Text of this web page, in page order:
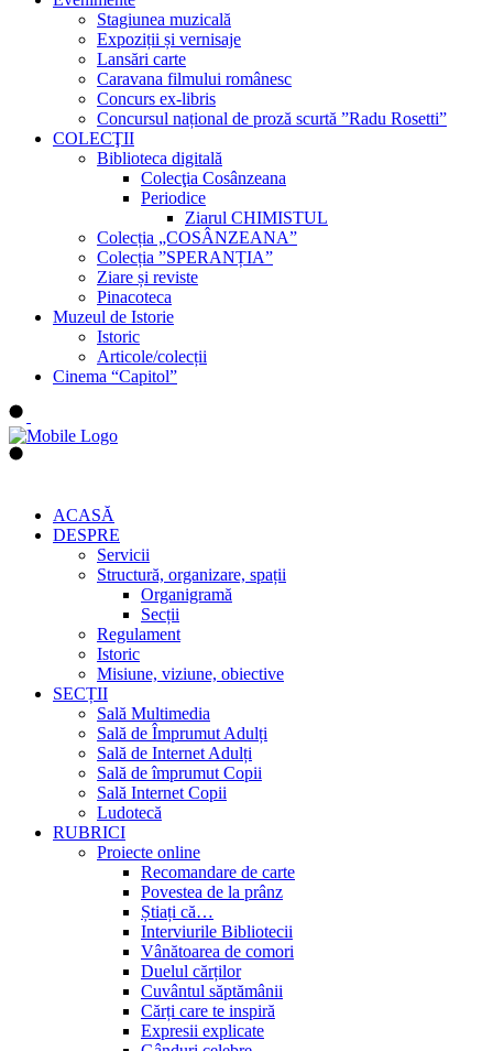
Stagiunea muzicală
Expoziții și vernisaje
Lansări carte
Caravana filmului românesc
Concurs ex-libris
Concursul național de proză scurtă ”Radu Rosetti”
COLECŢII
Biblioteca digitală
Colecţia Cosânzeana
Periodice
Ziarul CHIMISTUL
Colecția „COSÂNZEANA”
Colecția ”SPERANȚIA”
Ziare și reviste
Pinacoteca
Muzeul de Istorie
Istoric
Articole/colecții
Cinema “Capitol”
ACASĂ
DESPRE
Servicii
Structură, organizare, spații
Organigramă
Secții
Regulament
Istoric
Misiune, viziune, obiective
SECȚII
Sală Multimedia
Sală de Împrumut Adulți
Sală de Internet Adulți
Sală de împrumut Copii
Sală Internet Copii
Ludotecă
RUBRICI
Proiecte online
Recomandare de carte
Povestea de la prânz
Știați că…
Interviurile Bibliotecii
Vânătoarea de comori
Duelul cărților
Cuvântul săptămânii
Cărți care te inspiră
Expresii explicate